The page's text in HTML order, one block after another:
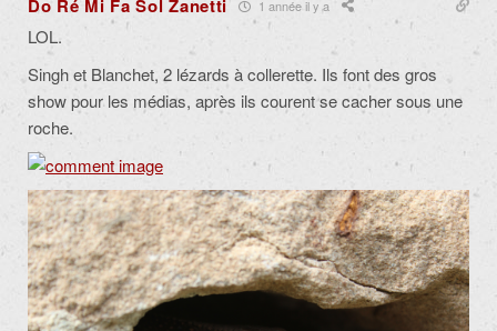
Do Ré Mi Fa Sol Zanetti 1 année il y a
LOL.
Singh et Blanchet, 2 lézards à collerette. Ils font des gros
show pour les médias, après ils courent se cacher sous une
roche.